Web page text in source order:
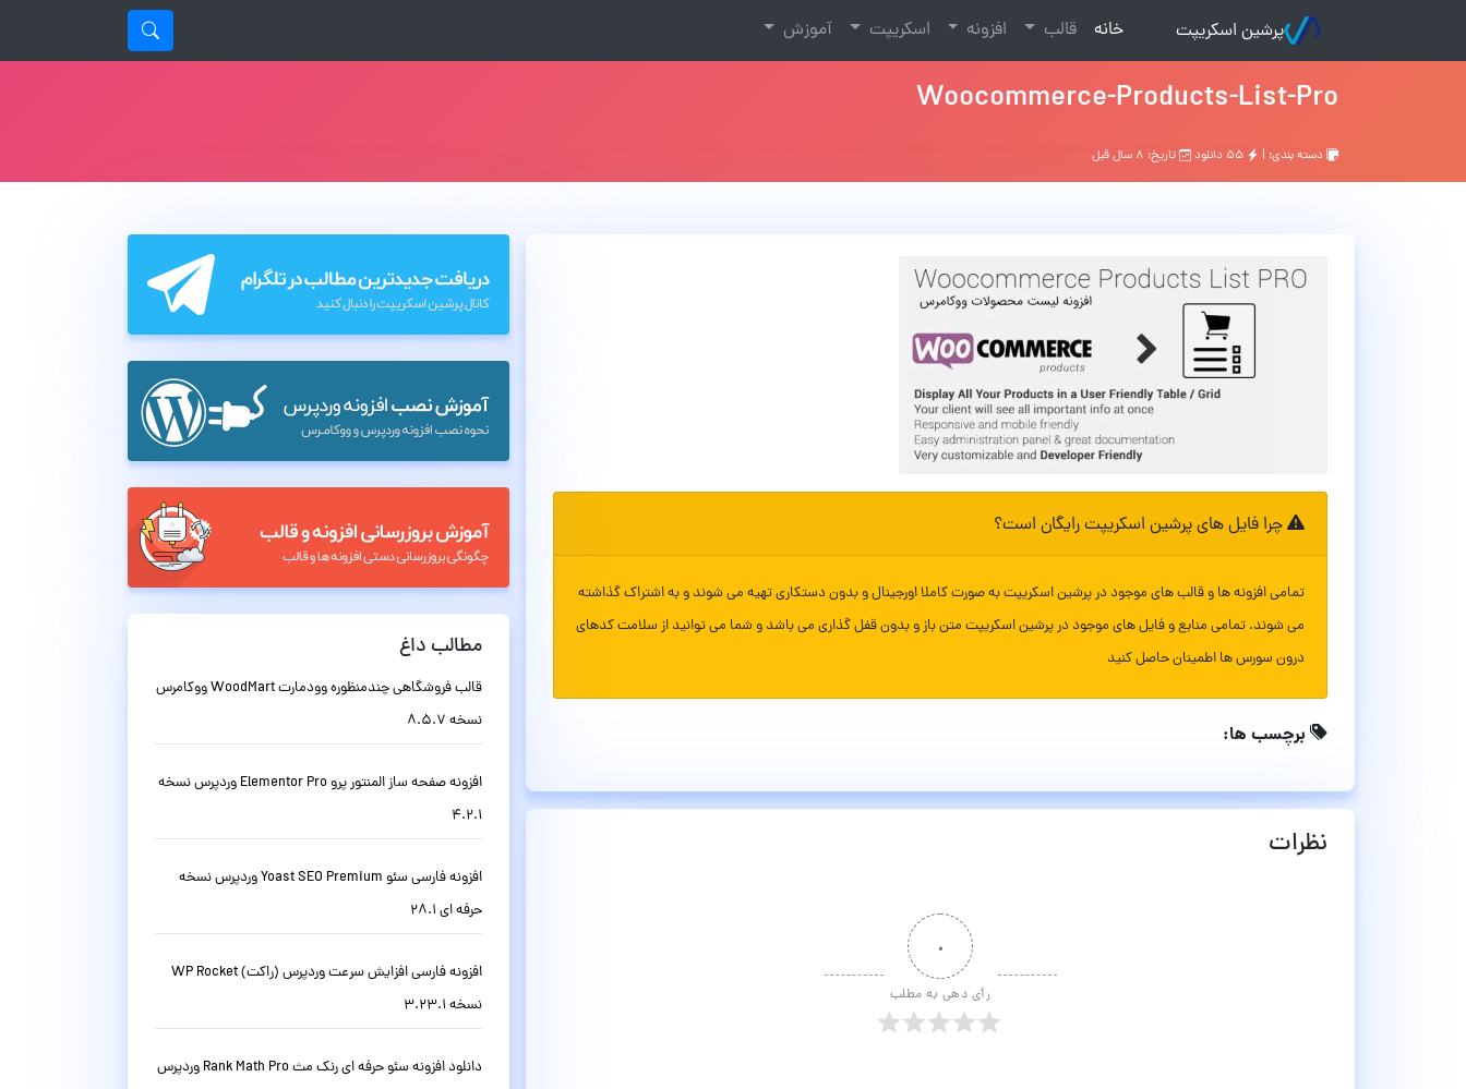
پرشین اسکریپت خانه
(current) قالب افزونه اسکریپت آموزش
Woocommerce-Products-List-Pro
دسته بندی: | تاریخ: ۸ سال قبل
چرا فایل های پرشین اسکریپت رایگان است؟
تمامی افزونه ها و قالب های موجود در پرشین اسکریپت به صورت کاملا اورجینال و بدون دستکاری تهیه می شوند و به اشتراک گذاشته
می شوند. تمامی منابع و فایل های موجود در پرشین اسکریپت متن باز و بدون قفل گذاری می باشد و شما می توانید از سلامت کدهای
درون سورس ها اطمینان حاصل کنید
برچسب ها:
نظرات
۰
رأی دهی به مطلب
مطالب داغ
قالب فروشگاهی چندمنظوره وودمارت WoodMart ووکامرس
نسخه 8.5.7
افزونه صفحه ساز المنتور پرو Elementor Pro وردپرس نسخه
4.2.1
افزونه فارسی سئو Yoast SEO Premium وردپرس نسخه
حرفه ای 28.1
افزونه فارسی افزایش سرعت وردپرس (راکت) WP Rocket
نسخه 3.23.1
دانلود افزونه سئو حرفه ای رنک مث Rank Math Pro وردپرس